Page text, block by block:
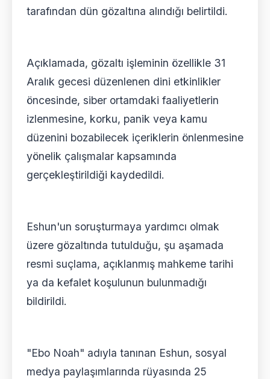
tarafından dün gözaltına alındığı belirtildi.
Açıklamada, gözaltı işleminin özellikle 31
Aralık gecesi düzenlenen dini etkinlikler
öncesinde, siber ortamdaki faaliyetlerin
izlenmesine, korku, panik veya kamu
düzenini bozabilecek içeriklerin önlenmesine
yönelik çalışmalar kapsamında
gerçekleştirildiği kaydedildi.
Eshun'un soruşturmaya yardımcı olmak
üzere gözaltında tutulduğu, şu aşamada
resmi suçlama, açıklanmış mahkeme tarihi
ya da kefalet koşulunun bulunmadığı
bildirildi.
"Ebo Noah" adıyla tanınan Eshun, sosyal
medya paylaşımlarında rüyasında 25